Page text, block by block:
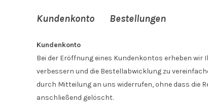
Kundenkonto Bestellungen
Kundenkonto
Bei der Eröffnung eines Kundenkontos erheben
verbessern und die Bestellabwicklung zu
durch Mitteilung an uns widerrufen, ohne dass die
anschließend gelöscht.